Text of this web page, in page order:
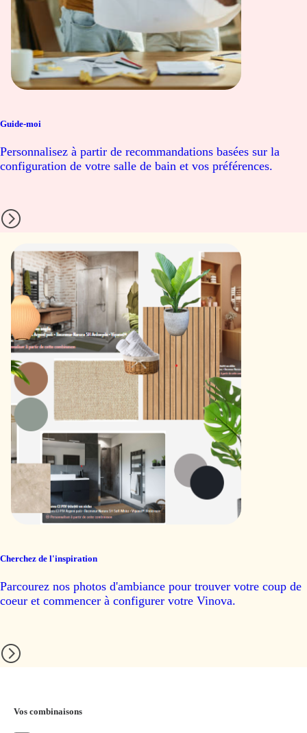
Guide-moi
Personnalisez à partir de recommandations basées sur la
configuration de votre salle de bain et vos préférences.
Cherchez de l'inspiration
Parcourez nos photos d'ambiance pour trouver votre coup de
coeur et commencer à configurer votre Vinova.
Vos combinaisons